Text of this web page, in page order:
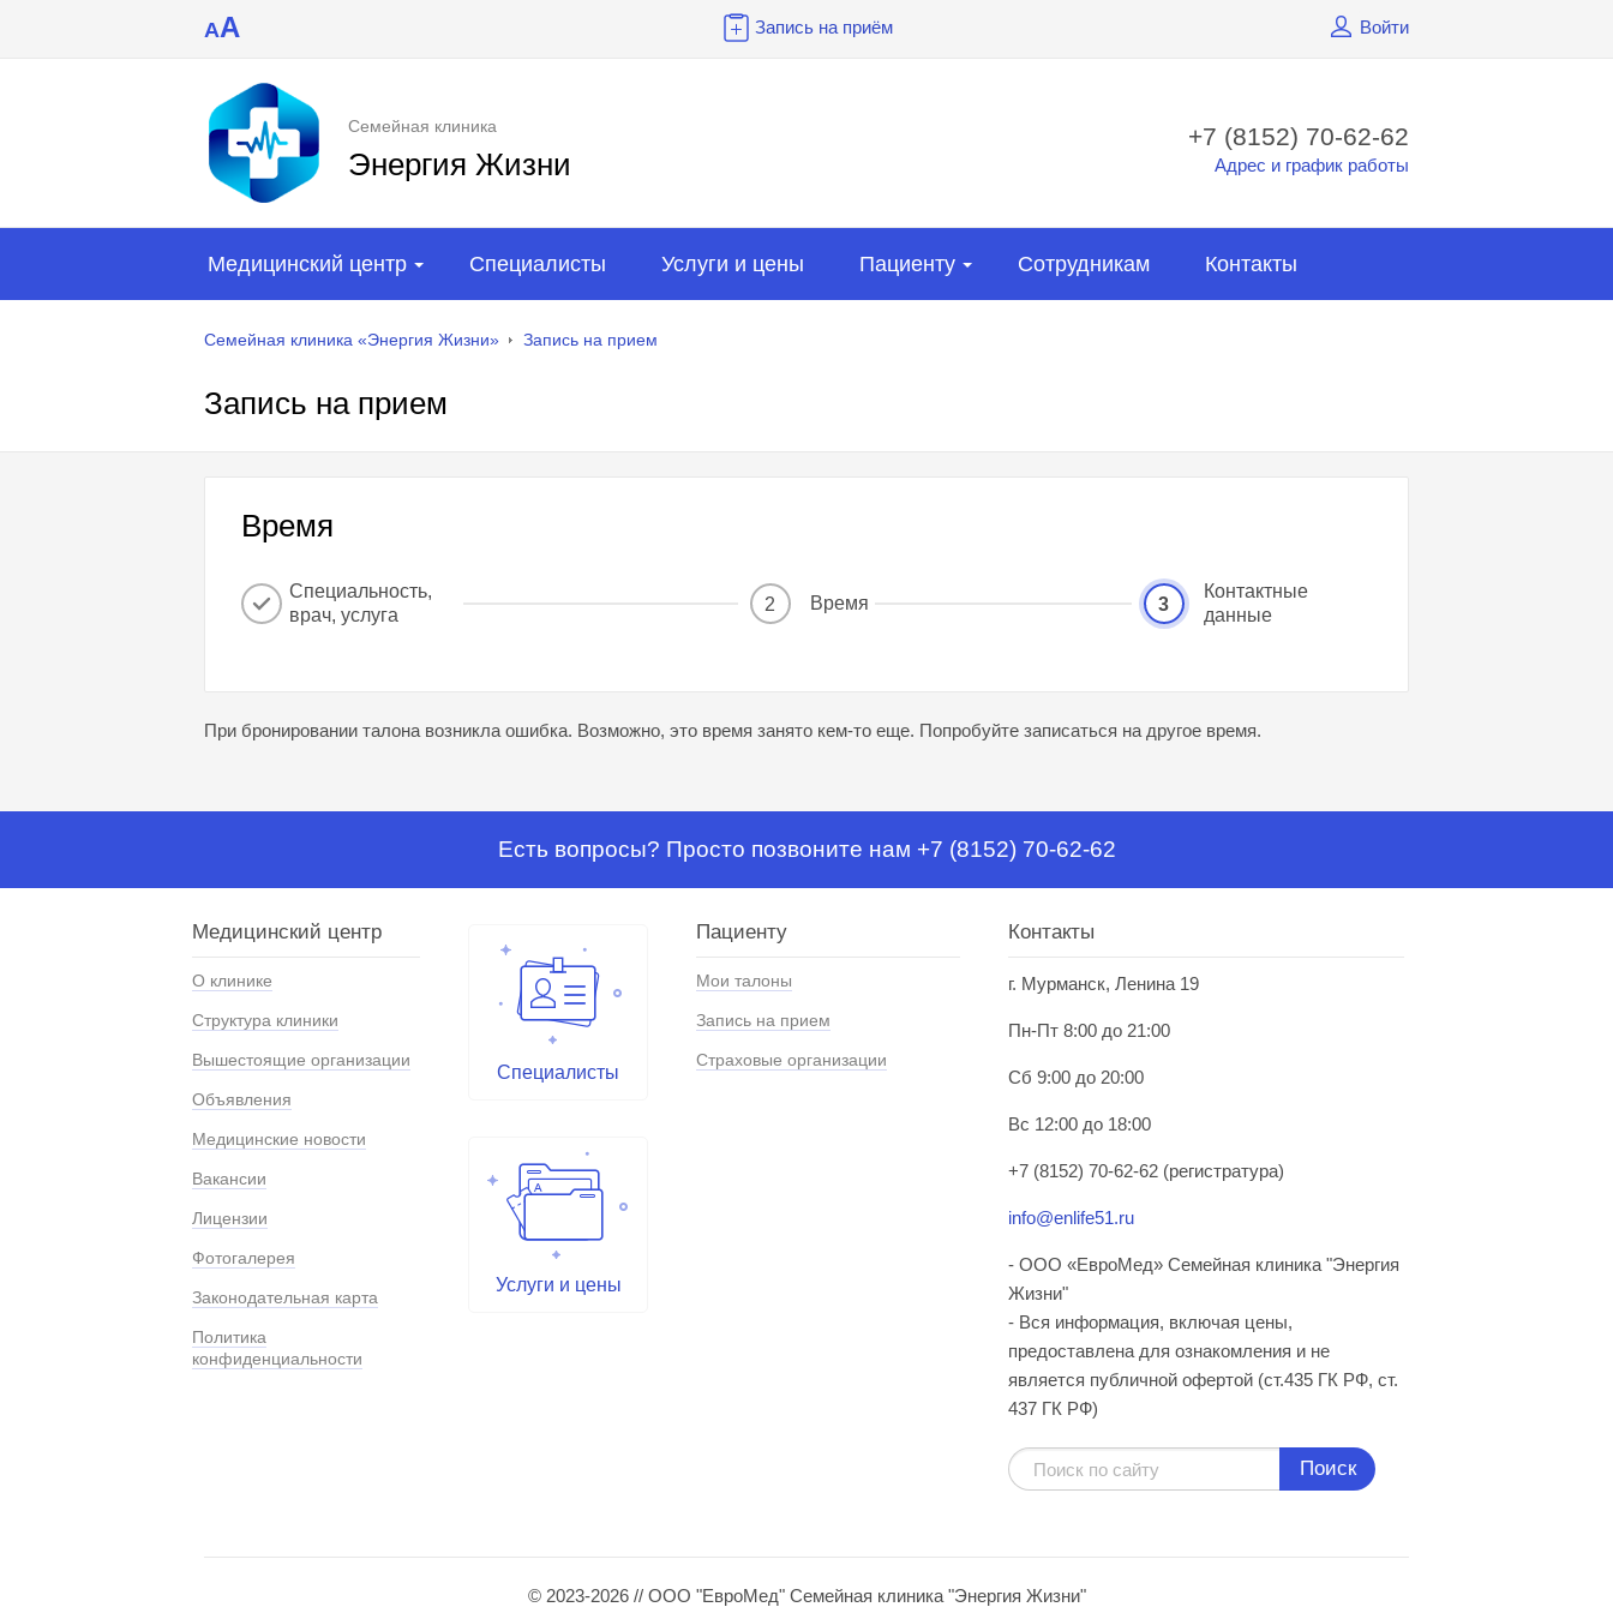
AA Запись на приём Войти
Семейная клиника
Энергия Жизни
+7 (8152) 70-62-62
Адрес и график работы
Медицинский центр Специалисты Услуги и цены Пациенту Сотрудникам Контакты
Семейная клиника «Энергия Жизни» Запись на прием
Запись на прием
Время
Специальность,
врач, услуга
2 Время 3
Контактные
данные
При бронировании талона возникла ошибка. Возможно, это время занято кем-то еще. Попробуйте записаться на другое время.
Есть вопросы? Просто позвоните нам +7 (8152) 70-62-62
Медицинский центр
О клинике
Структура клиники
Вышестоящие организации
Объявления
Медицинские новости
Вакансии
Лицензии
Фотогалерея
Законодательная карта
Политика
конфиденциальности
Специалисты
Услуги и цены
Пациенту
Мои талоны
Запись на прием
Страховые организации
Контакты
г. Мурманск, Ленина 19
Пн-Пт 8:00 до 21:00
Сб 9:00 до 20:00
Вс 12:00 до 18:00
+7 (8152) 70-62-62 (регистратура)
info@enlife51.ru
- ООО «ЕвроМед» Семейная клиника "Энергия
Жизни"
- Вся информация, включая цены,
предоставлена для ознакомления и не
является публичной офертой (ст.435 ГК РФ, cт.
437 ГК РФ)
Поиск
© 2023-2026 // ООО "ЕвроМед" Семейная клиника "Энергия Жизни"